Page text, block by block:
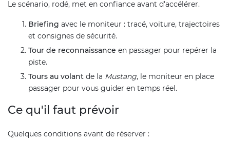
Le scénario, rodé, met en confiance avant d'accélérer.
Briefing avec le moniteur : tracé, voiture, trajectoires
et consignes de sécurité.
Tour de reconnaissance en passager pour repérer la
piste.
Tours au volant de la Mustang, le moniteur en place
passager pour vous guider en temps réel.
Ce qu'il faut prévoir
Quelques conditions avant de réserver :